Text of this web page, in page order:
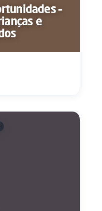
–
e